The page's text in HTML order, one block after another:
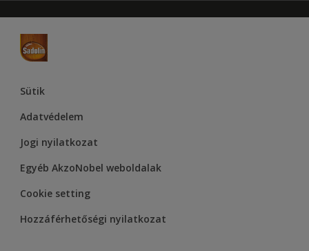
Dulux
Supralux
Sütik
Adatvédelem
Jogi nyilatkozat
Egyéb AkzoNobel weboldalak
Cookie setting
Hozzáférhetőségi nyilatkozat